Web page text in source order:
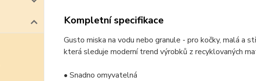
Kompletní specifikace
Gusto miska na vodu nebo granule - pro kočky, malá a
která sleduje moderní trend výrobků z recyklovaných
• Snadno omyvatelná